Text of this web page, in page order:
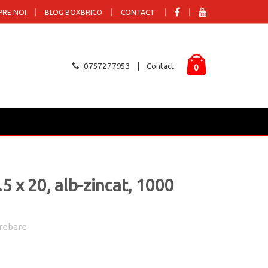
NOI BLOG BOXBRICO CONTACT
0757277953 Contact 0
x 20, alb-zincat, 1000